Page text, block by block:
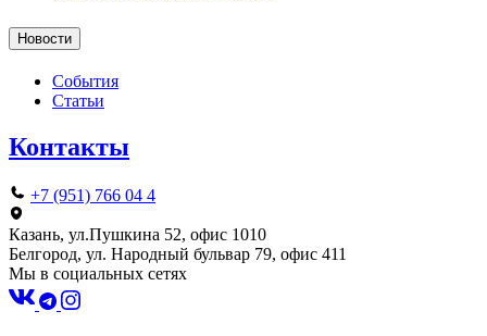
Новости
События
Статьи
Контакты
+7 (951) 766 04 4
Казань, ул.Пушкина 52, офис 1010
Белгород, ул. Народный бульвар 79, офис 411
Мы в социальных сетях